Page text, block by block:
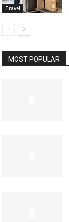
Travel
MOST POPULAR